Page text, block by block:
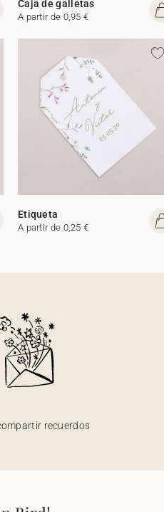
Caja de galletas
A partir de 0,95 €
Etiqueta
A partir de 0,25 €
recuerdos